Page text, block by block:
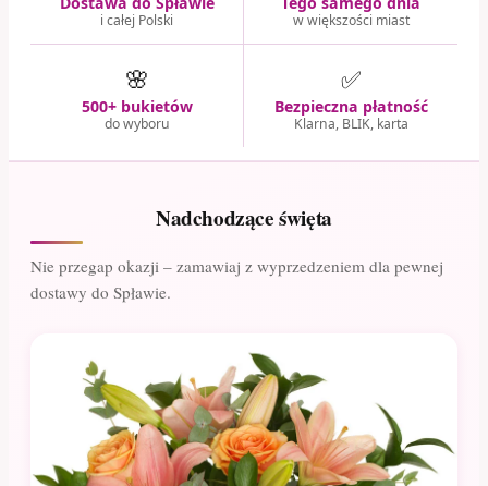
i całej Polski w większości miast
🌸
500+ bukietów
do wyboru
✅
Bezpieczna płatność
Klarna, BLIK, karta
Nadchodzące święta
Nie przegap okazji – zamawiaj z wyprzedzeniem dla pewnej
dostawy do Spławie.